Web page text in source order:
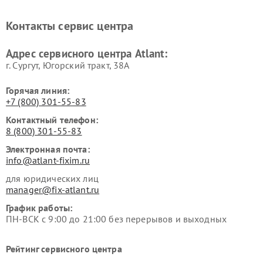
Контакты сервис центра
Адрес сервисного центра Atlant:
г. Сургут, Югорский тракт, 38А
Горячая линия:
+7 (800) 301-55-83
Контактный телефон:
8 (800) 301-55-83
Электронная почта:
info@atlant-fixim.ru
для юридических лиц
manager@fix-atlant.ru
График работы:
ПН-ВСК с 9:00 до 21:00 без перерывов и выходных
Рейтинг сервисного центра